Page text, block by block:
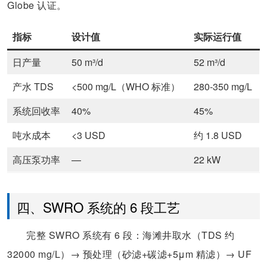
Globe 认证。
指标 设计值
实际运行值
日产量
50 m³/d
52 m³/d
产水 TDS
<500 mg/L（WHO 标准）
280-350 mg/L
系统回收率
40%
45%
吨水成本
<3 USD
约 1.8 USD
高压泵功率
— 22 kW
四、SWRO 系统的 6 段工艺
完整 SWRO 系统有 6 段：海滩井取水（TDS 约
32000 mg/L）→ 预处理（砂滤+碳滤+5μm 精滤）→ UF